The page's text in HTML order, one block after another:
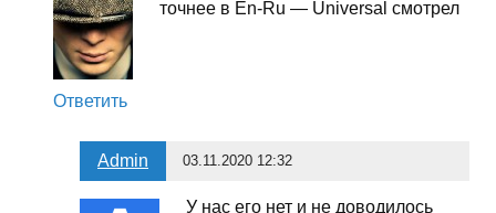
точнее в En-Ru — Universal смотрел
Ответить
Admin 03.11.2020 12:32
У нас его нет и не доводилось